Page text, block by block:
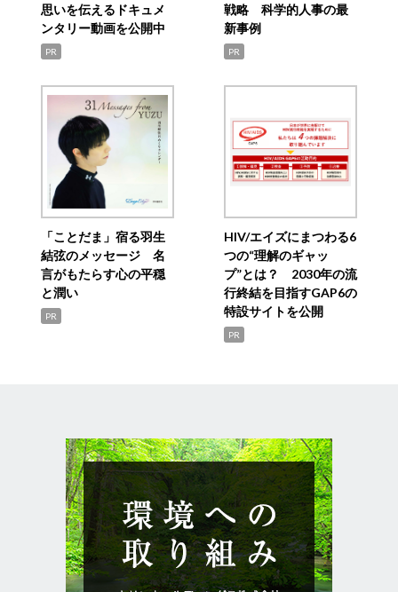
思いを伝えるドキュメ
ンタリー動画を公開中
PR
戦略 科学的人事の最
新事例
PR
「ことだま」宿る羽生
結弦のメッセージ 名
言がもたらす心の平穏
と潤い
PR
HIV/エイズにまつわる6
つの“理解のギャッ
プ”とは？ 2030年の流
行終結を目指すGAP6の
特設サイトを公開
PR